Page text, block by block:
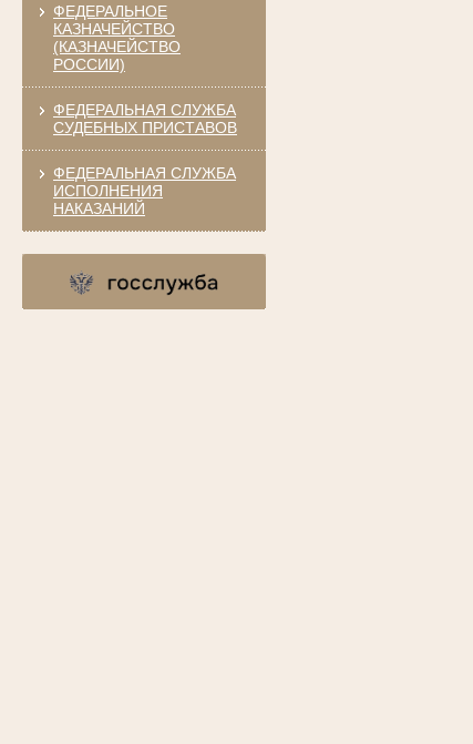
ФЕДЕРАЛЬНОЕ
КАЗНАЧЕЙСТВО
(КАЗНАЧЕЙСТВО
РОССИИ)
ФЕДЕРАЛЬНАЯ СЛУЖБА
СУДЕБНЫХ ПРИСТАВОВ
ФЕДЕРАЛЬНАЯ СЛУЖБА
ИСПОЛНЕНИЯ
НАКАЗАНИЙ